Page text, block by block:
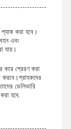
করা হবে।
এবং
যায়।
করে প্রেরণ করা
করবে।গ্রাহকদের
ডেলিভারি
হবে.